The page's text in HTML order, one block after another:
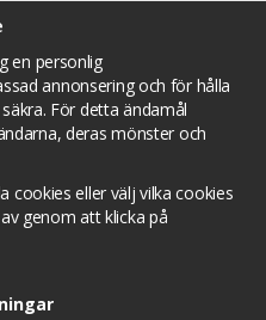
Facebook
sekretesspolicy
Om cookies
en personlig
annonsering och för hålla
För detta ändamål
deras mönster och
cookies eller välj vilka cookies
genom att klicka på